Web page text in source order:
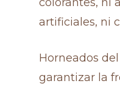
artificiales, ni
Horneados
garantizar la